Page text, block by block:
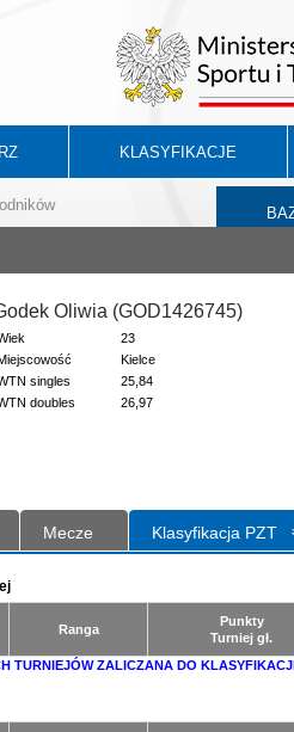
KLASYFIKACJE
Oliwia (GOD1426745)
23
Kielce
singles
25,84
doubles
26,97
Mecze Klasyfikacja PZT
Ranga
Punkty
Turniej gł.
TURNIEJÓW ZALICZANA DO